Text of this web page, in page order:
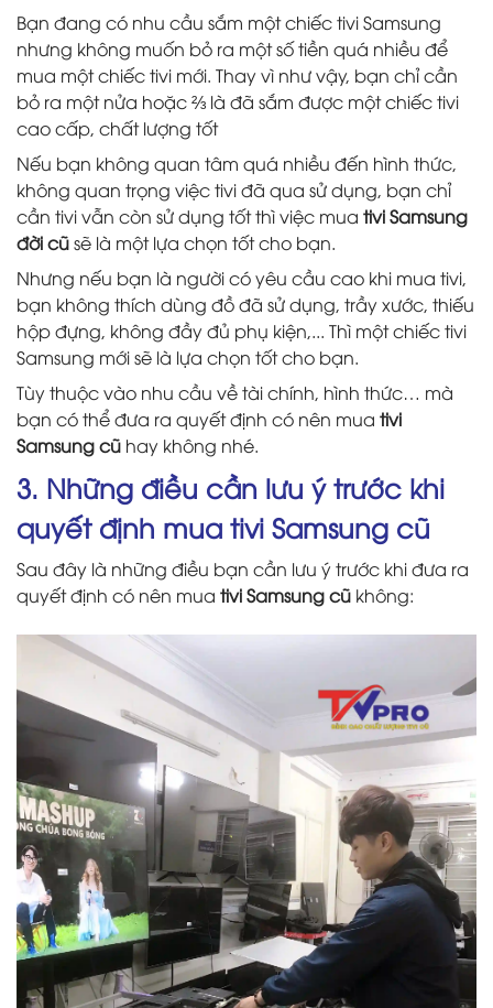
Bạn đang có nhu cầu sắm một chiếc tivi Samsung
nhưng không muốn bỏ ra một số tiền quá nhiều để
mua một chiếc tivi mới. Thay vì như vậy, bạn chỉ cần
bỏ ra một nửa hoặc ⅔ là đã sắm được một chiếc tivi
cao cấp, chất lượng tốt
Nếu bạn không quan tâm quá nhiều đến hình thức,
không quan trọng việc tivi đã qua sử dụng, bạn chỉ
cần tivi vẫn còn sử dụng tốt thì việc mua tivi Samsung
đời cũsẽ là một lựa chọn tốt cho bạn.
Nhưng nếu bạn là người có yêu cầu cao khi mua tivi,
bạn không thích dùng đồ đã sử dụng, trầy xước, thiếu
hộp đựng, không đầy đủ phụ kiện,... Thì một chiếc tivi
Samsung mới sẽ là lựa chọn tốt cho bạn.
Tùy thuộc vào nhu cầu về tài chính, hình thức… mà
bạn có thể đưa ra quyết định có nên mua tivi
Samsung cũ hay không nhé.
3. Những điều cần lưu ý trước khi
quyết định mua tivi Samsung cũ
Sau đây là những điều bạn cần lưu ý trước khi đưa ra
quyết định có nên mua tivi Samsung cũ không: